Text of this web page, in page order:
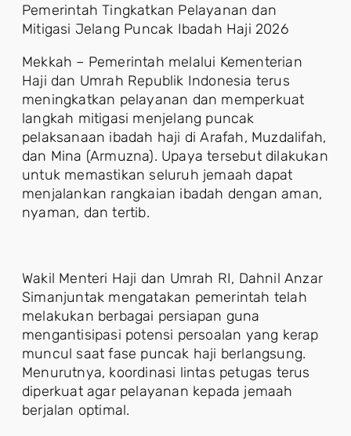
Pemerintah Tingkatkan Pelayanan dan
Mitigasi Jelang Puncak Ibadah Haji 2026
Mekkah – Pemerintah melalui Kementerian
Haji dan Umrah Republik Indonesia terus
meningkatkan pelayanan dan memperkuat
langkah mitigasi menjelang puncak
pelaksanaan ibadah haji di Arafah, Muzdalifah,
dan Mina (Armuzna). Upaya tersebut dilakukan
untuk memastikan seluruh jemaah dapat
menjalankan rangkaian ibadah dengan aman,
nyaman, dan tertib.
Wakil Menteri Haji dan Umrah RI, Dahnil Anzar
Simanjuntak mengatakan pemerintah telah
melakukan berbagai persiapan guna
mengantisipasi potensi persoalan yang kerap
muncul saat fase puncak haji berlangsung.
Menurutnya, koordinasi lintas petugas terus
diperkuat agar pelayanan kepada jemaah
berjalan optimal.